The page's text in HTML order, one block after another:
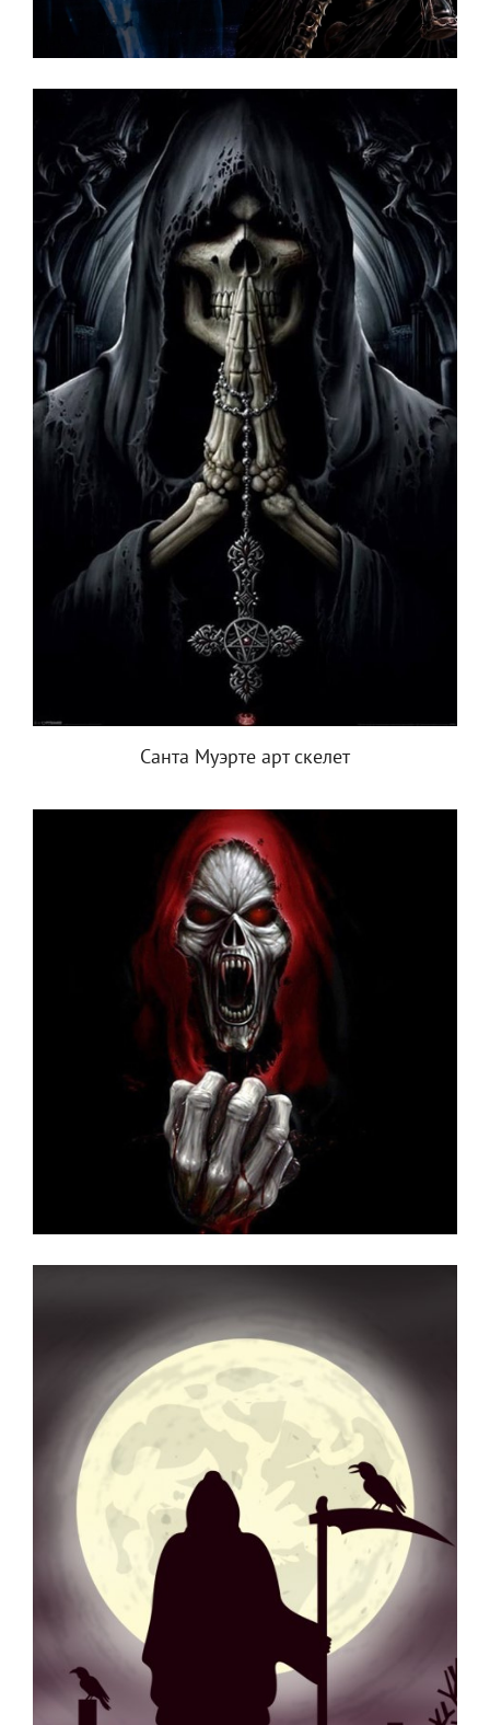
Санта Муэрте арт скелет